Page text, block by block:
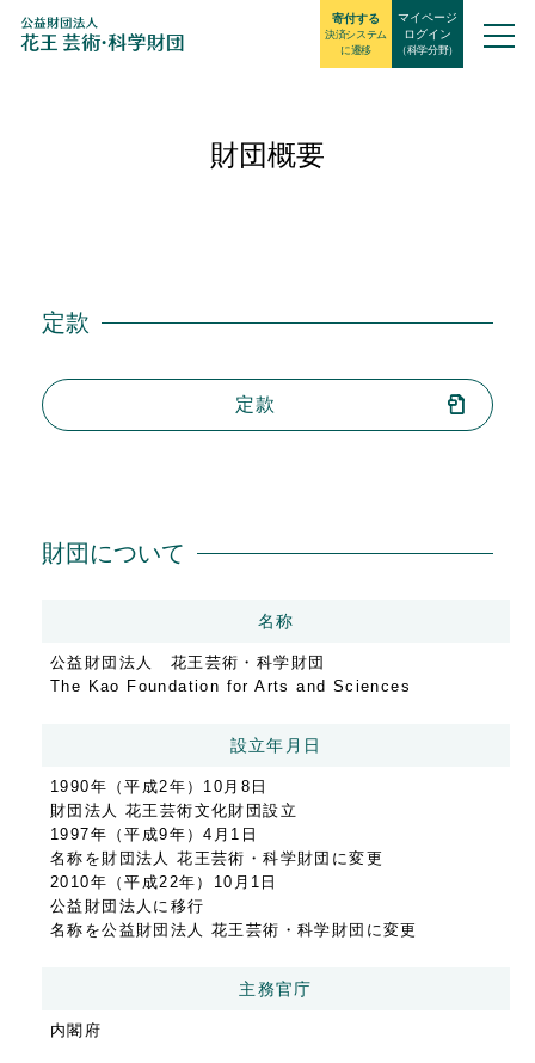
寄付する
決済システム
に遷移
マイページ
ログイン
（科学分野）
財団概要
定款
定款
財団について
名称
公益財団法人 花王芸術・科学財団
The Kao Foundation for Arts and Sciences
設立年月日
1990年（平成2年）10月8日
財団法人 花王芸術文化財団設立
1997年（平成9年）4月1日
名称を財団法人 花王芸術・科学財団に変更
2010年（平成22年）10月1日
公益財団法人に移行
名称を公益財団法人 花王芸術・科学財団に変更
主務官庁
内閣府